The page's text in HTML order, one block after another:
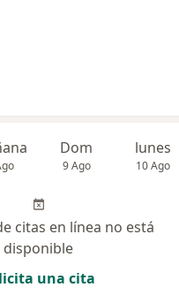
Dom
9 Ago
lunes
10 Ago
citas en línea no está
disponible
una cita